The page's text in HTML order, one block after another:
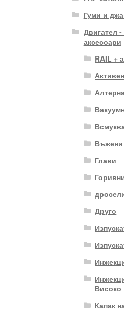
Гуми и
Двигател -
аксесоари
RAIL +
Глави
Друго
Високо
Капак